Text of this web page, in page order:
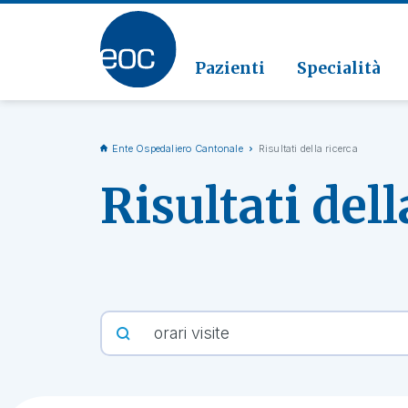
Pazienti Specialità
Vai alla sezione
Ente Ospedaliero Cantonale Risultati della ricerca
Risultati